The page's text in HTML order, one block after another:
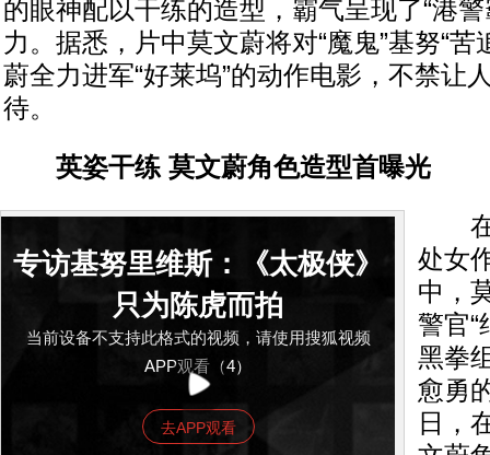
的眼神配以干练的造型，霸气呈现了“港
力。据悉，片中莫文蔚将对“魔鬼”基努“苦
蔚全力进军“好莱坞”的动作电影，不禁让
待。
英姿干练 莫文蔚角色造型首曝光
专访基努里维斯：《太极侠》
只为陈虎而拍
当前设备不支持此格式的视频，请使用搜狐视频
APP观看（4）
去APP观看
在
处女
中，
警官“
黑拳
愈勇
日，